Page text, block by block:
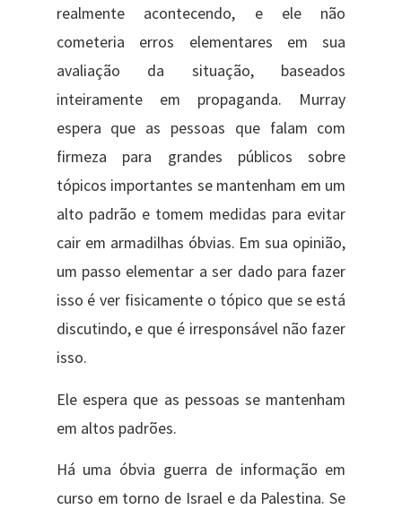
realmente acontecendo, e ele não
cometeria erros elementares em sua
avaliação da situação, baseados
inteiramente em propaganda. Murray
espera que as pessoas que falam com
firmeza para grandes públicos sobre
tópicos importantes se mantenham em um
alto padrão e tomem medidas para evitar
cair em armadilhas óbvias. Em sua opinião,
um passo elementar a ser dado para fazer
isso é ver fisicamente o tópico que se está
discutindo, e que é irresponsável não fazer
isso.
Ele espera que as pessoas se mantenham
em altos padrões.
Há uma óbvia guerra de informação em
curso em torno de Israel e da Palestina. Se